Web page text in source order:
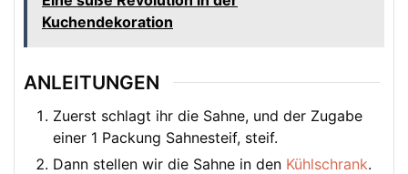
Kuchendekoration
ANLEITUNGEN
Zuerst schlagt ihr die Sahne, und der Zugabe
einer 1 Packung Sahnesteif, steif.
Dann stellen wir die Sahne in den Kühlschrank.